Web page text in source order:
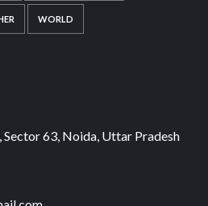
WORLD
63, Noida, Uttar Pradesh